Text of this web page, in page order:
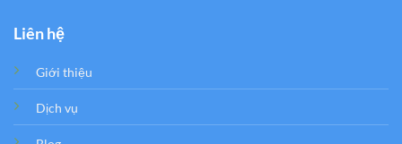
Liên hệ
Giới thiệu
Dịch vụ